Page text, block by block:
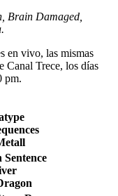
Brain Damaged,
en vivo, las mismas
Canal Trece, los días
pm.
Sentence